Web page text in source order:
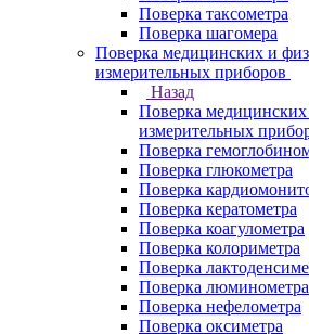
Поверка таксометра
Поверка шагомера
Поверка медицинских и
измерительных приборов
Назад
Поверка
измерительных
Поверка
Поверка глюкометра
Поверка
Поверка кератометра
Поверка коагулометра
Поверка колориметра
Поверка
Поверка люминометра
Поверка нефелометра
Поверка оксиметра